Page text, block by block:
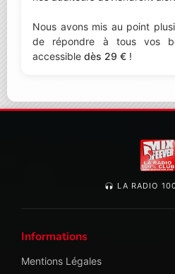
Nous avons mis au point
de répondre à tous vos
accessible dès 29 € !
LA RADIO
Informations
Mentions Légales